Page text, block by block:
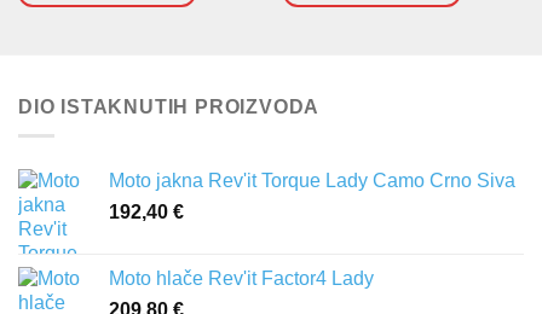
DIO ISTAKNUTIH PROIZVODA
Moto jakna Rev'it Torque Lady Camo Crno Siva
192,40 €
Moto hlače Rev'it Factor4 Lady